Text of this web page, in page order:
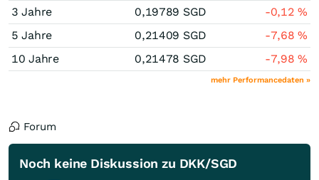
3 Jahre 0,19789 SGD -0,12%
5 Jahre
0,21409 SGD -7,68%
10 Jahre
0,21478 SGD -7,98%
mehr Performancedaten »
Forum
Noch keine Diskussion zu DKK/SGD